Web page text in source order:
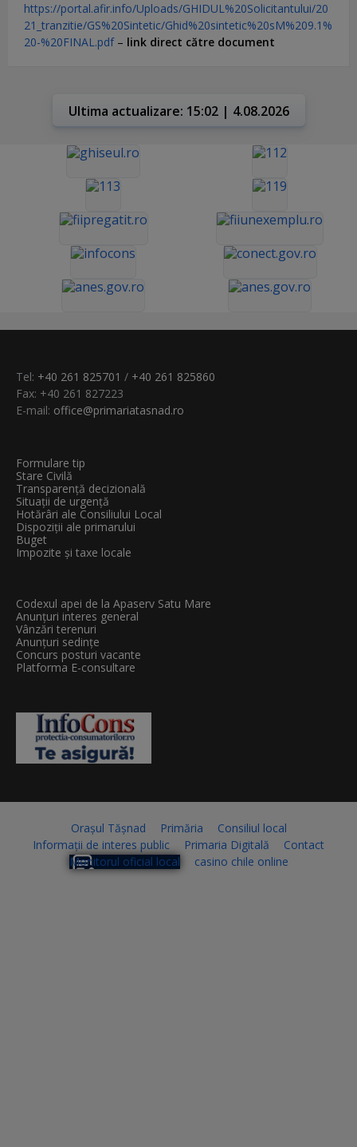
https://portal.afir.info/Uploads/GHIDUL%20Solicitantului/20
21_tranzitie/GS%20Sintetic/Ghid%20sintetic%20sM%209.1%
20-%20FINAL.pdf– link direct către document
Ultima actualizare: 15:02 | 4.08.2026
Tel: +40 261 825701 / +40 261 825860
Fax: +40 261 827223
E-mail: office@primariatasnad.ro
Formulare tip
Stare Civilă
Transparenţă decizională
Situații de urgență
Hotărâri ale Consiliului Local
Dispoziții ale primarului
Buget
Impozite și taxe locale
Codexul apei de la Apaserv Satu Mare
Anunțuri interes general
Vânzări terenuri
Anunțuri sedințe
Concurs posturi vacante
Platforma E-consultare
Orașul Tășnad Primăria
Consiliul local
Informații de interes public
Primaria Digitală
Contact
Monitorul oficial local
casino chile online